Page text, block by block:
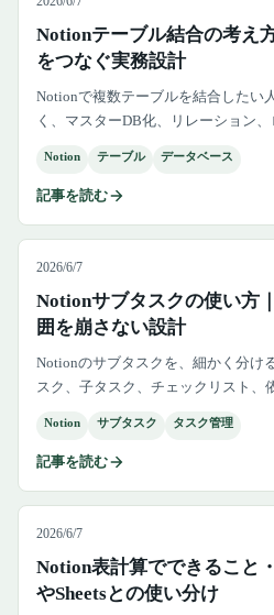
Notionテーブル結合の考え
をつなぐ実務設計
Notionで複数テーブルを結合したい
く、マスターDB化、リレーション
Notion テーブル データベース
記事を読む
2026/6/7
Notionサブタスクの使い方
囲を崩さない設計
Notionのサブタスクを、細かく分け
スク、子タスク、チェックリスト、
Notion サブタスク タスク管理
記事を読む
2026/6/7
Notion表計算でできること
やSheetsとの使い分け